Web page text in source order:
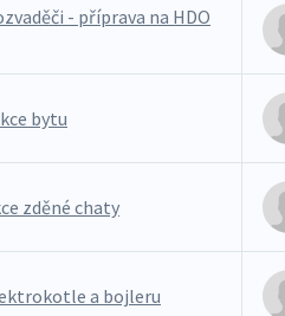
- příprava na HDO
bytu
zděné chaty
a bojleru